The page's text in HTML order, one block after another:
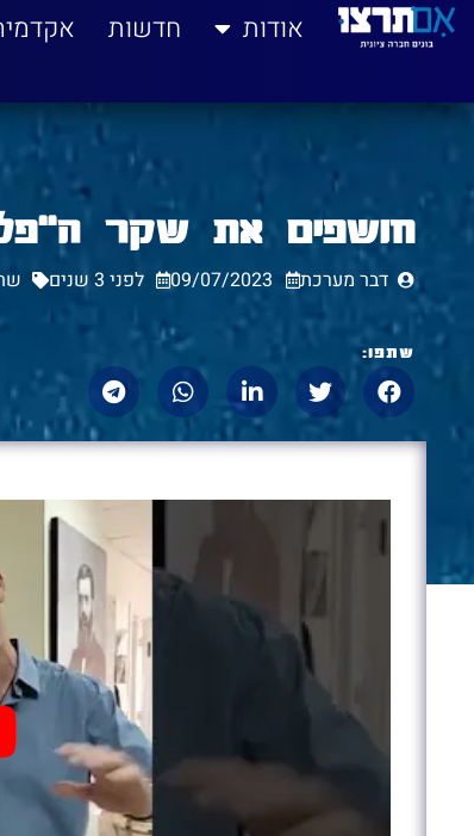
לתוכן אודות חדשות
חושפים את שקר
דבר מערכת 09/07/2023 לפני 3 שנים
שתפו: